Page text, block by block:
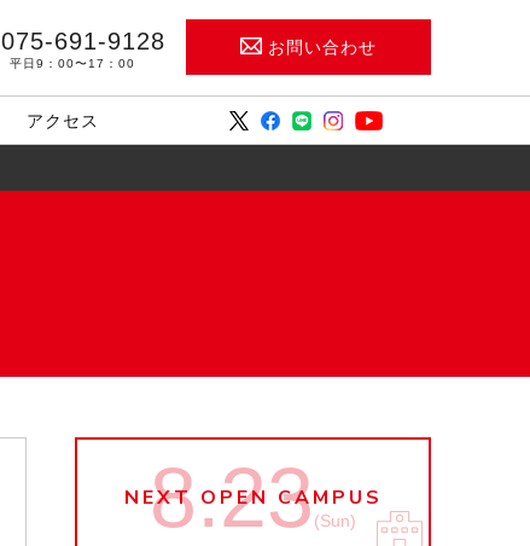
075-691-9128
平日9：00〜17：00
お問い合わせ
アクセス
NEXT OPEN CAMPUS
8.23 (Sun)